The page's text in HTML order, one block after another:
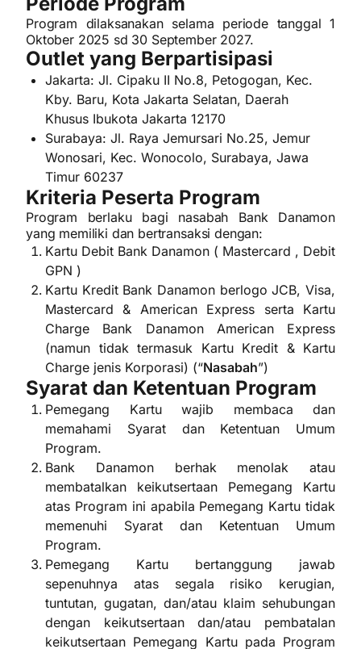
Program dilaksanakan selama periode tanggal 1
Oktober 2025 sd 30 September 2027.
Outlet yang Berpartisipasi
Jakarta: Jl. Cipaku II No.8, Petogogan, Kec.
Kby. Baru, Kota Jakarta Selatan, Daerah
Khusus Ibukota Jakarta 12170
Surabaya: Jl. Raya Jemursari No.25, Jemur
Wonosari, Kec. Wonocolo, Surabaya, Jawa
Timur 60237
Kriteria Peserta Program
Program berlaku bagi nasabah Bank Danamon
yang memiliki dan bertransaksi dengan:
Kartu Debit Bank Danamon ( Mastercard , Debit
GPN )
Kartu Kredit Bank Danamon berlogo JCB, Visa,
Mastercard & American Express serta Kartu
Charge Bank Danamon American Express
(namun tidak termasuk Kartu Kredit & Kartu
Charge jenis Korporasi) (“Nasabah”)
Syarat dan Ketentuan Program
Pemegang Kartu wajib membaca dan
memahami Syarat dan Ketentuan Umum
Program.
Bank Danamon berhak menolak atau
membatalkan keikutsertaan Pemegang Kartu
atas Program ini apabila Pemegang Kartu tidak
memenuhi Syarat dan Ketentuan Umum
Program.
Pemegang Kartu bertanggung jawab
sepenuhnya atas segala risiko kerugian,
tuntutan, gugatan, dan/atau klaim sehubungan
dengan keikutsertaan dan/atau pembatalan
keikutsertaan Pemegang Kartu pada Program